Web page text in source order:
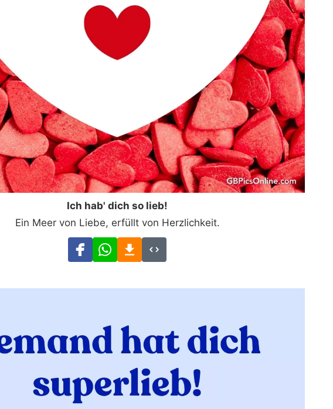
Ich hab' dich so lieb!
Ein Meer von Liebe, erfüllt von Herzlichkeit.